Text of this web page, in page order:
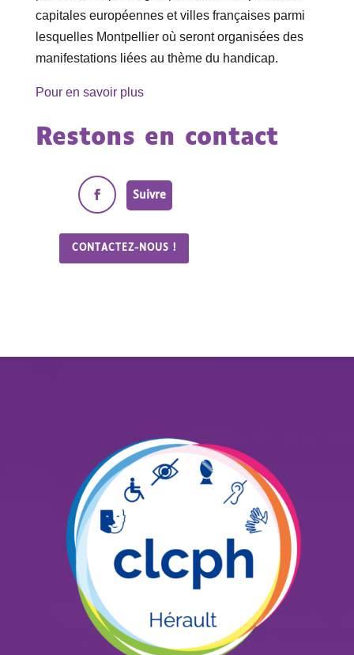
capitales européennes et villes françaises parmi
lesquelles Montpellier où seront organisées des
manifestations liées au thème du handicap.
Pour en savoir plus
Restons en contact
Suivre
CONTACTEZ-NOUS !